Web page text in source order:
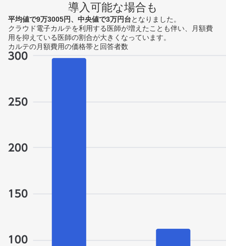
導入可能な場合も
平均値で9万3005円、中央値で3万円台となりました。
クラウド電子カルテを利用する医師が増えたことも伴い、月額費
用を抑えている医師の割合が大きくなっています。
カルテの月額費用の価格帯と回答者数